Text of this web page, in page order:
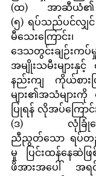
(ထ)     အာဆီ
(၅) ရပ်သည်ပင်လျှင်
မီသေးကြောင်း၊
ဒေသတွင်းချဉ်းက
အမျိုးသမီးများနှ
နည်းကျ ကိုယ်စာ
များ၏အသံများကို
ပြုရန် လိုအပ်ကြောင်
(ဒ)       လုံခြုံ
ညီညွတ်သော ရပ်တည်
မှု ပြင်းထန်နေဆဲဖ
ဖိအားအပေါ် အ